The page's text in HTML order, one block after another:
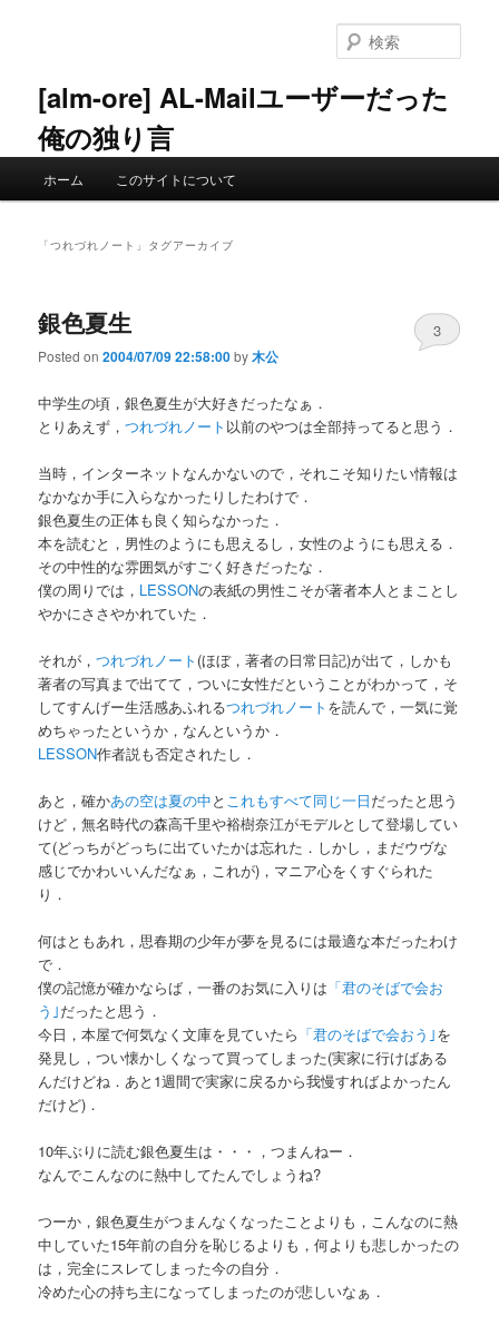
ン
へ
ツ
移
[alm-ore] AL-Mailユーザーだった
俺の独り言
索
ホーム このサイトについて
「つれづれノート 」タグアーカイブ
銀色夏生
Posted on2004/07/09 22:58:00by木公
3
中学生の頃，銀色夏生が大好きだったなぁ．
とりあえず，つれづれノート 以前のやつは全部持ってると思う．
当時，インターネットなんかないので，それこそ知りたい情報は
なかなか手に入らなかったりしたわけで．
銀色夏生の正体も良く知らなかった．
本を読むと，男性のようにも思えるし，女性のようにも思える．
その中性的な雰囲気がすごく好きだったな．
僕の周りでは， LESSONの表紙の男性こそが著者本人とまことし
やかにささやかれていた．
それが，つれづれノート (ほぼ，著者の日常日記)が出て，しかも
著者の写真まで出てて，ついに女性だということがわかって，そ
してすんげー生活感あふれるつれづれノート を読んで，一気に覚
めちゃったというか，なんというか．
LESSON作者説も否定されたし．
あと，確かあの空は夏の中と これもすべて同じ一日だったと思う
けど，無名時代の森高千里や裕樹奈江がモデルとして登場してい
て(どっちがどっちに出ていたかは忘れた．しかし，まだウヴな
感じでかわいいんだなぁ，これが)，マニア心をくすぐられた
り．
何はともあれ，思春期の少年が夢を見るには最適な本だったわけ
で．
僕の記憶が確かならば，一番のお気に入りは 「君のそばで会お
う｣だったと思う．
今日，本屋で何気なく文庫を見ていたら 「君のそばで会おう｣を
発見し，つい懐かしくなって買ってしまった(実家に行けばある
んだけどね．あと1週間で実家に戻るから我慢すればよかったん
だけど)．
10年ぶりに読む銀色夏生は・・・，つまんねー．
なんでこんなのに熱中してたんでしょうね?
つーか，銀色夏生がつまんなくなったことよりも，こんなのに熱
中していた15年前の自分を恥じるよりも，何よりも悲しかったの
は，完全にスレてしまった今の自分．
冷めた心の持ち主になってしまったのが悲しいなぁ．